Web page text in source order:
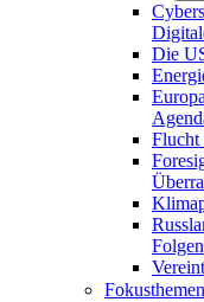
Die
Flucht
Folgen
Fokusthemen